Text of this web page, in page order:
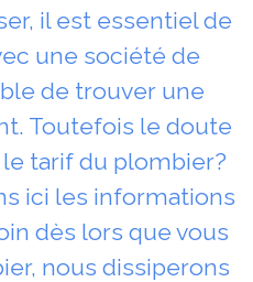
il est essentiel de
une société de
de trouver une
Toutefois le doute
tarif du plombier?
ici les informations
dès lors que vous
nous dissiperons